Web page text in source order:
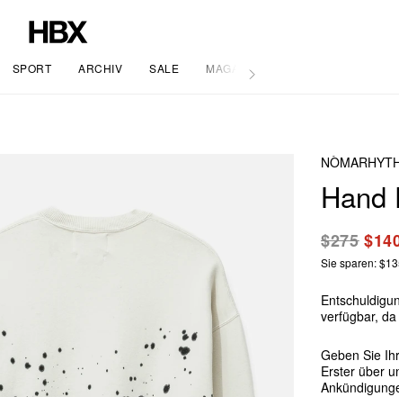
SPORT ARCHIV SALE MAGAZIN
Hand
$275
Sie sparen:
verfügbar,
Geben Sie
Erster über